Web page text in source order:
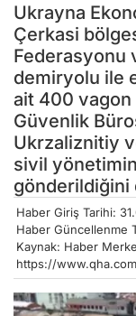
Ukrayna
Çerkasi
Federasyonu
demiryolu ile
ait 400 vagon
Güvenlik
Ukrzaliznitiy
sivil
gönderildiğini
Haber Giriş Tarihi:
Haber Güncellenme
Kaynak: Haber
https://